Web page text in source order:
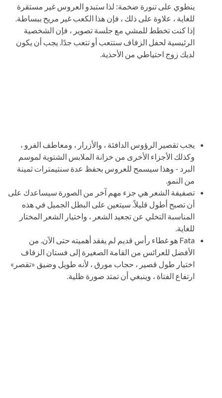
ينطوي على تنورة ضخمة: لذا ستبدو العروس غير مستقرة
للغاية ، علاوة على ذلك ، فإن هذا الكعب غير مريح ببساطة.
إذا كنت تخطط للمشي مع جلسة تصوير ، فإن الشخصية
الرئيسية لحفل الزفاف ستتعب أو تتعب جدًا. يجب أن يكون
لديك زوج احتياطي من الأحذية.
يجب تقصير الرؤوس الدافئة ، والأزرار ، ومعاطف الفرو ،
وكذلك الأجزاء الأخرى من خزانة الملابس الشتوية لموسم
البرد - وهذا سيسمح للعروس بحفظ عدة سنتيمترات ثمينة
من النمو.
تصفيفة الشعر هي جزء مهم آخر من الصورة سيساعدك على
أن تصبح أطول قليلاً. سيتعين على البطل الجميل في هذه
المناسبة التخلي عن تجعيد الشعر ، واختيار الشعر المختار
للغاية.
Fata هو غطاء رأس قديم لم يفقد أهميته حتى الآن. من
الأفضل للعرائس من القامة الصغيرة إلى فستان الزفاف
اختيار طول قصير ، حجاب مورق ، لأنه طويل وضيق «تقصر»
ارتفاع الفتاة ، وينبغي أن تمتد صورة ظلية.